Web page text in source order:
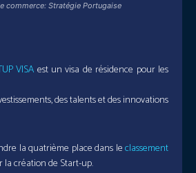
commerce: Stratégie Portugaise
VISA est un visa de résidence pour les
des talents et des innovations
la quatrième place dans leclassement
la création de Start-up.